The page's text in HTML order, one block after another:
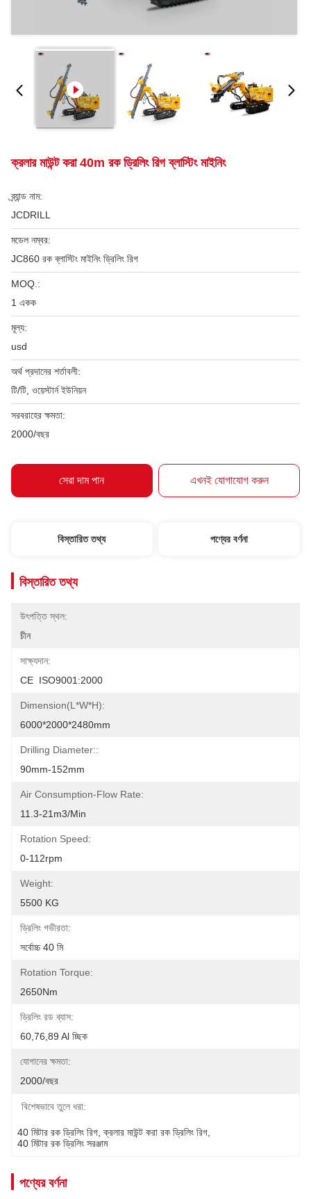
ক্রলার মাউন্ট করা 40m রক ড্রিলিং রিগ ব্লাস্টিং মাইনিং
ব্র্যান্ড নাম:
JCDRILL
মডেল নম্বর:
JC860 রক ব্লাস্টিং মাইনিং ড্রিলিং রিগ
MOQ.:
1 একক
মূল্য:
usd
অর্থ প্রদানের শর্তাবলী:
টি/টি, ওয়েস্টার্ন ইউনিয়ন
সরবরাহের ক্ষমতা:
2000/বছর
সেরা দাম পান এখনই যোগাযোগ করুন
বিস্তারিত তথ্য পণ্যের বর্ণনা
বিস্তারিত তথ্য
উৎপত্তি স্থল:
চীন
সাক্ষ্যদান:
CE  ISO9001:2000
Dimension(L*W*H):
6000*2000*2480mm
Drilling Diameter::
90mm-152mm
Air Consumption-Flow Rate:
11.3-21m3/min
Rotation Speed:
0-112rpm
Weight:
5500 KG
ড্রিলিং গভীরতা:
সর্বোচ্চ 40 মি
Rotation Torque:
2650Nm
ড্রিলিং রড ব্যাস:
60,76,89 Al চ্ছিক
যোগানের ক্ষমতা:
2000/বছর
বিশেষভাবে তুলে ধরা:
40 মিটার রক ড্রিলিং রিগ , ক্রলার মাউন্ট করা রক ড্রিলিং রিগ
40 মিটার রক ড্রিলিং সরঞ্জাম
পণ্যের বর্ণনা